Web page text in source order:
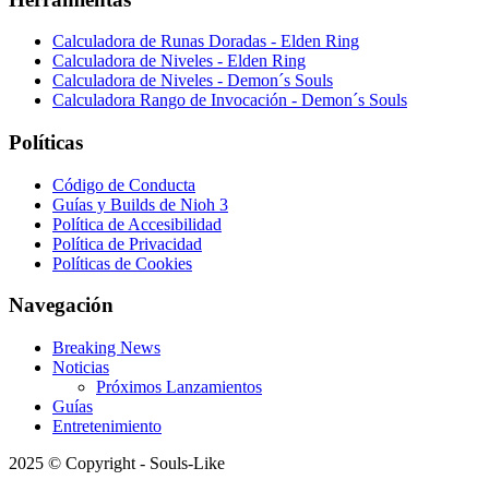
Calculadora de Runas Doradas - Elden Ring
Calculadora de Niveles - Elden Ring
Calculadora de Niveles - Demon´s Souls
Calculadora Rango de Invocación - Demon´s Souls
Políticas
Código de Conducta
Guías y Builds de Nioh 3
Política de Accesibilidad
Política de Privacidad
Políticas de Cookies
Navegación
Breaking News
Noticias
Próximos Lanzamientos
Guías
Entretenimiento
2025 © Copyright - Souls-Like